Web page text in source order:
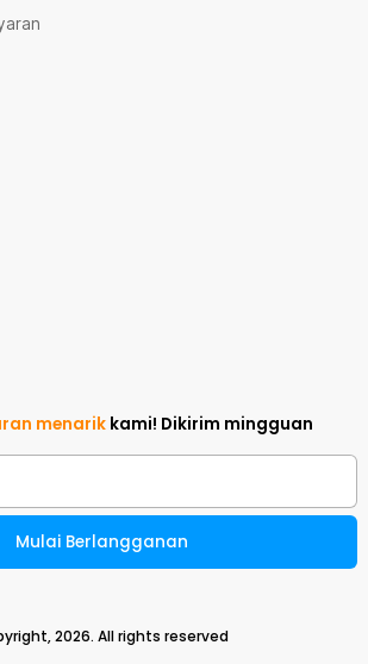
menarik kami! Dikirim mingguan
Mulai Berlangganan
2026. All rights reserved